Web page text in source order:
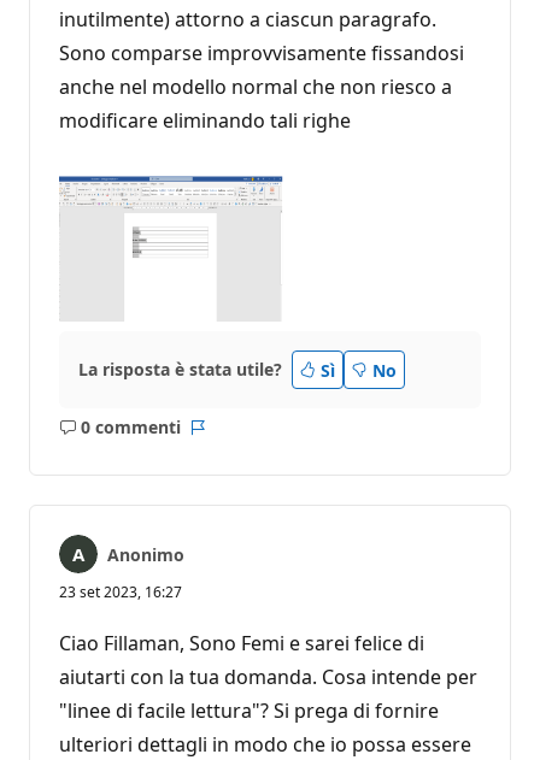
inutilmente) attorno a ciascun paragrafo.
Sono comparse improvvisamente fissandosi
anche nel modello normal che non riesco a
modificare eliminando tali righe
La risposta è stata utile? Sì No
0 commenti
Nessun
Anonimo
23 set 2023, 16:27
Ciao Fillaman, Sono Femi e sarei felice di
aiutarti con la tua domanda. Cosa intende per
"linee di facile lettura"? Si prega di fornire
ulteriori dettagli in modo che io possa essere